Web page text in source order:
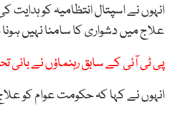
انہوں نے اسپتال انتظامیہ کو
علاج میں دشواری کا سامنا نہیں
پی ٹی آئی کے سابق رہنماؤں نے
انہوں نے کہا کہ حکومت عوام کو